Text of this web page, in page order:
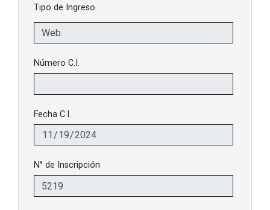
Tipo de Ingreso
Número C.I.
Fecha C.I.
N° de Inscripción